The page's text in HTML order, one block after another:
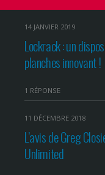
14 JANVIER 2019
Lockrack : un
planches innovant !
1 RÉPONSE
11 DÉCEMBRE 2018
L’avis de Greg
Unlimited